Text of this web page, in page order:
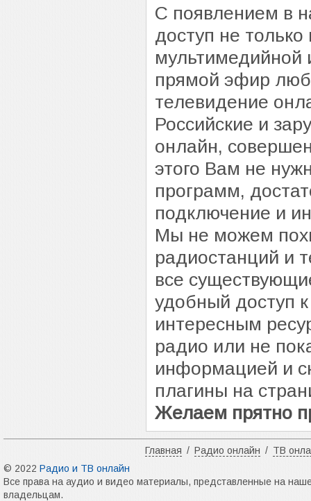
С появлением в
доступ не
мультимедийной
прямой эфир
телевидение
Российские и
онлайн,
этого Вам не
программ,
подключение и
Мы не можем
радиостанций и
все
удобный доступ
интересным
радио или не
информацией и
плагины на
Желаем прятно
Главная / Радио онлайн / ТВ
© 2022 Радио и ТВ онлайн
Все права на аудио и видео материалы, представленные на
владельцам.